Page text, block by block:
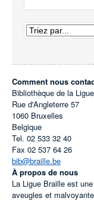
Comment nous
Bibliothèque de la
Rue d'Angleterre 57
1060 Bruxelles
Belgique
Tel. 02 533 32 40
Fax 02 537 64 26
bib@braille.be
À propos de nous
La Ligue Braille est
aveugles et